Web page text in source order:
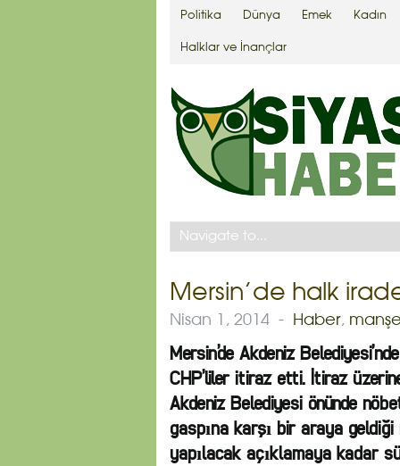
Politika Dünya Emek Kadın
Halklar ve İnançlar
Mersin’de halk
Nisan 1, 2014 - Haber,
Mersin’de Akdeniz
CHP’liler itiraz etti. İtiraz
Akdeniz Belediyesi önünde
gaspına karşı bir araya geldiği
yapılacak açıklamaya kadar